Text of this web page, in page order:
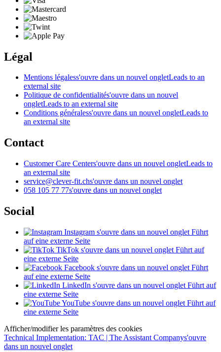
Légal
Mentions légaless'ouvre dans un nouvel ongletLeads to an
external site
Politique de confidentialités'ouvre dans un nouvel
ongletLeads to an external site
Conditions généraless'ouvre dans un nouvel ongletLeads to
an external site
Contact
Customer Care Centers'ouvre dans un nouvel ongletLeads to
an external site
service@clever-fit.chs'ouvre dans un nouvel onglet
058 105 77 77s'ouvre dans un nouvel onglet
Social
Instagram s'ouvre dans un nouvel onglet Führt
auf eine externe Seite
TikTok s'ouvre dans un nouvel onglet Führt auf
eine externe Seite
Facebook s'ouvre dans un nouvel onglet Führt
auf eine externe Seite
LinkedIn s'ouvre dans un nouvel onglet Führt auf
eine externe Seite
YouTube s'ouvre dans un nouvel onglet Führt auf
eine externe Seite
Afficher/modifier les paramètres des cookies
Technical Implementation: TAC | The Assistant Companys'ouvre
dans un nouvel onglet